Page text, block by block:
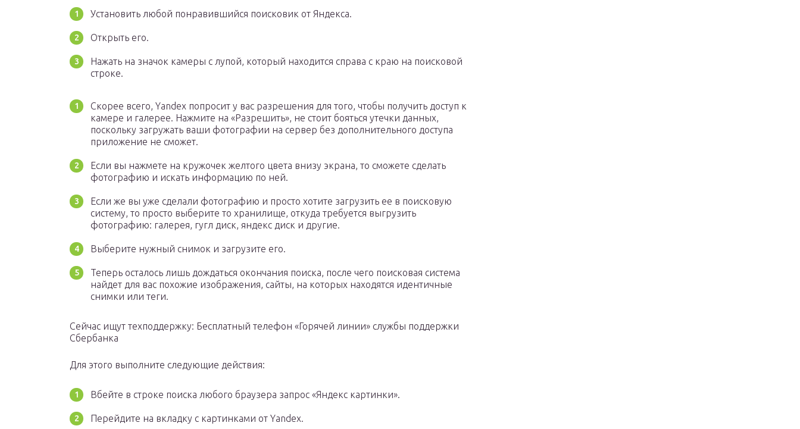
Установить любой понравившийся поисковик от Яндекса.
Открыть его.
Нажать на значок камеры с лупой, который находится справа с краю на поисковой
строке.
Скорее всего, Yandex попросит у вас разрешения для того, чтобы получить доступ к
камере и галерее. Нажмите на «Разрешить», не стоит бояться утечки данных,
поскольку загружать ваши фотографии на сервер без дополнительного доступа
приложение не сможет.
Если вы нажмете на кружочек желтого цвета внизу экрана, то сможете сделать
фотографию и искать информацию по ней.
Если же вы уже сделали фотографию и просто хотите загрузить ее в поисковую
систему, то просто выберите то хранилище, откуда требуется выгрузить
фотографию: галерея, гугл диск, яндекс диск и другие.
Выберите нужный снимок и загрузите его.
Теперь осталось лишь дождаться окончания поиска, после чего поисковая система
найдет для вас похожие изображения, сайты, на которых находятся идентичные
снимки или теги.
Сейчас ищут техподдержку: Бесплатный телефон «Горячей линии» службы поддержки
Сбербанка
Для этого выполните следующие действия:
Вбейте в строке поиска любого браузера запрос «Яндекс картинки».
Перейдите на вкладку с картинками от Yandex.